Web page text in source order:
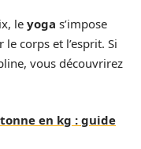
le yoga s’impose
corps et l’esprit. Si
vous découvrirez
en kg : guide